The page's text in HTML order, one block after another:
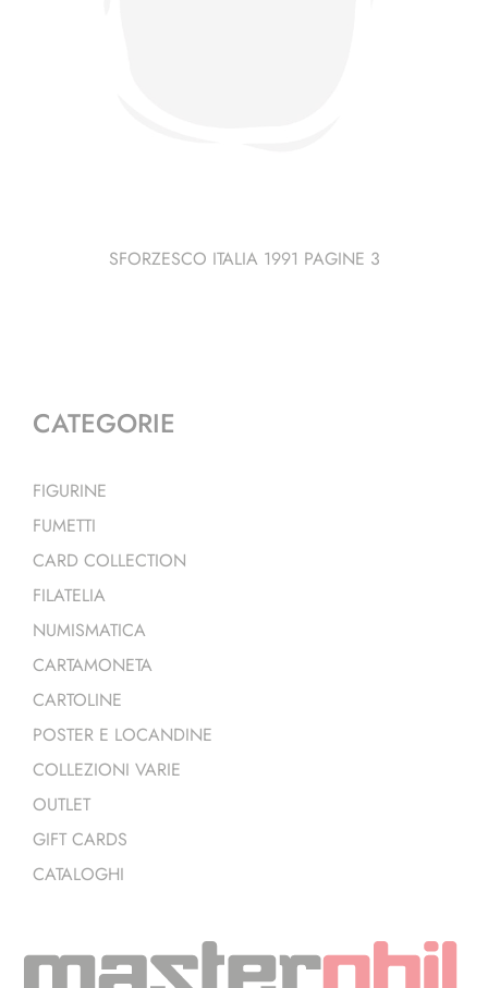
SFORZESCO ITALIA 1991 PAGINE 3
CATEGORIE
FIGURINE
FUMETTI
CARD COLLECTION
FILATELIA
NUMISMATICA
CARTAMONETA
CARTOLINE
POSTER E LOCANDINE
COLLEZIONI VARIE
OUTLET
GIFT CARDS
CATALOGHI